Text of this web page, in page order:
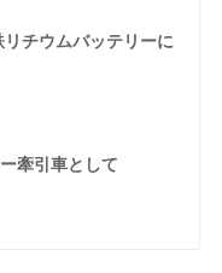
チウムバッテリーに
牽引車として